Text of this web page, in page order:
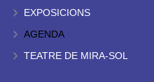
EXPOSICIONS
AGENDA
TEATRE DE MIRA-SOL